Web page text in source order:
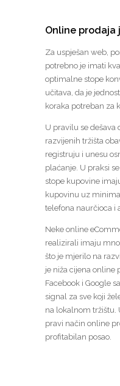
Online prodaja
Za uspješan web,
potrebno je imati
optimalne stope
učitava, da je
koraka potreban za
U pravilu se dešava
razvijenih tržišta
registruju i unesu
plaćanje. U praksi
stope kupovine
kupovinu uz
telefona naurčioca i
Neke online
realizirali imaju
što je mjerilo na
je niža cijena online
Facebook i Google
signal za sve koji
na lokalnom tržištu.
pravi način online
profitabilan posao.